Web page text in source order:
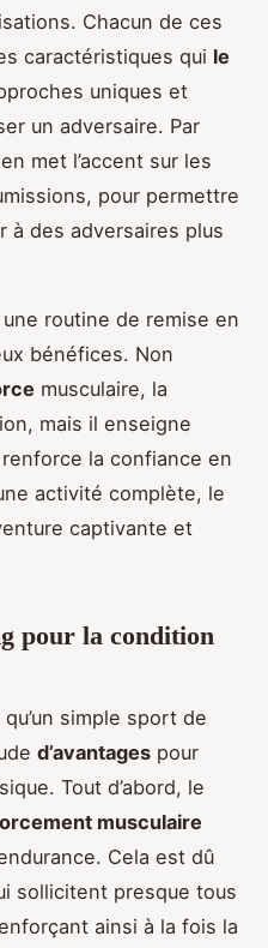
Chacun de ces
caractéristiques qui le
uniques et
un adversaire. Par
met l’accent sur les
pour permettre
à des adversaires plus
routine de remise en
bénéfices. Non
musculaire, la
mais il enseigne
la confiance en
activité complète, le
captivante et
pour la condition
simple sport de
d’avantages pour
Tout d’abord, le
musculaire
Cela est dû
sollicitent presque tous
ainsi à la fois la